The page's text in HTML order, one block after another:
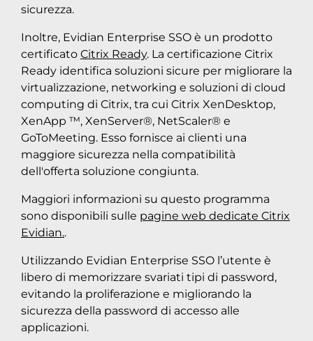
sicurezza.
Inoltre, Evidian Enterprise SSO è un prodotto
certificato Citrix Ready. La certificazione Citrix
Ready identifica soluzioni sicure per migliorare la
virtualizzazione, networking e soluzioni di cloud
computing di Citrix, tra cui Citrix XenDesktop,
XenApp ™, XenServer®, NetScaler® e
GoToMeeting. Esso fornisce ai clienti una
maggiore sicurezza nella compatibilità
dell'offerta soluzione congiunta.
Maggiori informazioni su questo programma
sono disponibili sulle pagine web dedicate Citrix
Evidian..
Utilizzando Evidian Enterprise SSO l’utente è
libero di memorizzare svariati tipi di password,
evitando la proliferazione e migliorando la
sicurezza della password di accesso alle
applicazioni.